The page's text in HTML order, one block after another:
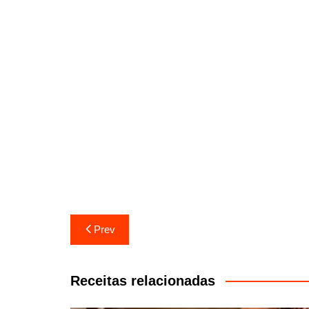
Navegação
de
artigos
Prev
Receitas relacionadas